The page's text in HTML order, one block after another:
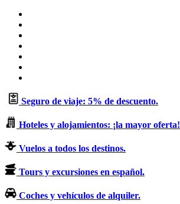
Seguro de viaje: 5% de descuento.
Hoteles y alojamientos: ¡la mayor oferta!
Vuelos a todos los destinos.
Tours y excursiones en español.
Coches y vehículos de alquiler.